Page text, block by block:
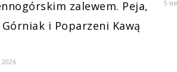
zalewem. Peja,
Górniak i Poparzeni Kawą
5